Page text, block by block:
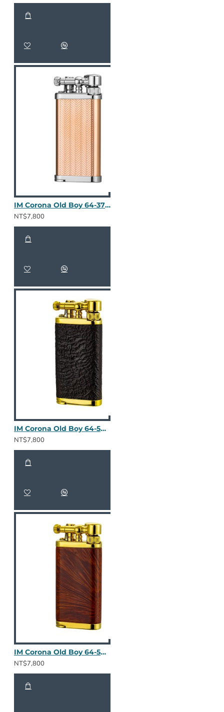
IM Corona Old Boy 64-3700RG
NT$7,800
IM Corona Old Boy 64-5003
NT$7,800
IM Corona Old Boy 64-5009
NT$7,800